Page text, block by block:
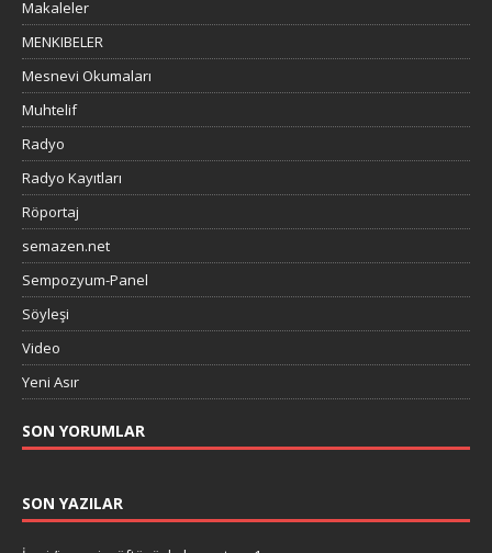
Makaleler
MENKIBELER
Mesnevi Okumaları
Muhtelif
Radyo
Radyo Kayıtları
Röportaj
semazen.net
Sempozyum-Panel
Söyleşi
Video
Yeni Asır
SON YORUMLAR
SON YAZILAR